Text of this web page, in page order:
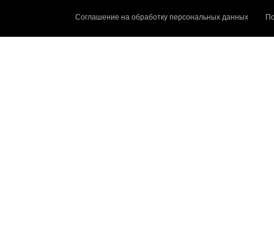
Соглашение на обработку персональных данных